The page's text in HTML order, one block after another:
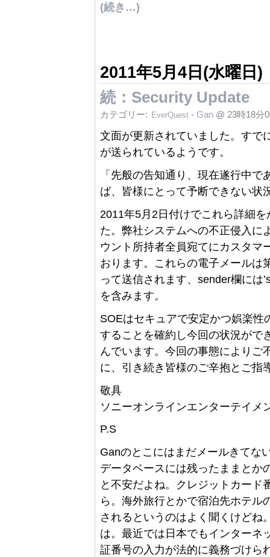
(続き…)
2011年5月4日(水曜日)
続：Security Update
カテゴリー: EverQuest - Gan @ 23時18分
文面が更新されていました。すで
が送られているようです。
「先般の告知通り、現在遂行中
ば、皆様にとって予断できない状
2011年5月2日付けでこれら詳細
た。弊社システムへの不正侵入に
ウント所持者全員宛てにカスタマ
おります。これらの電子メールは
って送信されます、sender欄には
を含みます。
SOEはセキュアで安定かつ娯楽
することを確約し今回の状況がで
んでいます。今回の事態によりご
に、引き続き皆様のご辛抱とご指
敬具
ソニーオンラインエンターテイメ
P.S
Ganのとこにはまだメールきてな
データベースには残ったままとか
と不安だよね。クレジットカード
ら。海外旅行とかで宿泊先ホテル
されるというのはよく聞くけどね
は。最近では日本でもインターネ
証番号の入力が法的に義務づけら